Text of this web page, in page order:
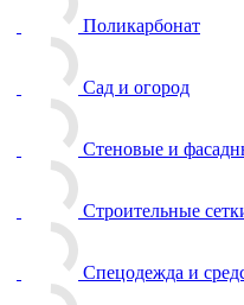
Поликарбонат
Сад и огород
Стеновые и
Строительные
Спецодежда и